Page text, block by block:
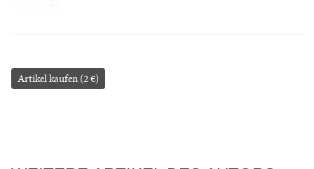
Artikel kaufen (2 €)